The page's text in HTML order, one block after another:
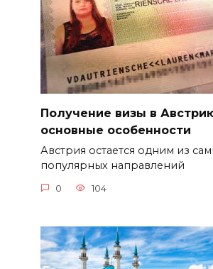
Получение визы в
основные особенности
Австрия остается одним из
популярных направлений
0 104